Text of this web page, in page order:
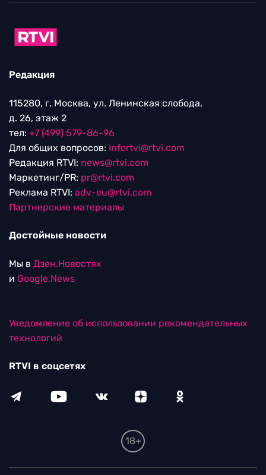
Редакция
115280, г. Москва, ул. Ленинская слобода,
д. 26, этаж 2
тел: +7 (499) 579-86-96
Для общих вопросов: Infortvi@rtvi.com
Редакция RTVI: news@rtvi.com
Маркетинг/PR: pr@rtvi.com
Реклама RTVI: adv-eu@rtvi.com
Партнерские материалы
Достойные новости
Мы в Дзен.Новостях
и Google.News
Уведомление об использовании рекомендательных
технологий
RTVI в соцсетях
18+